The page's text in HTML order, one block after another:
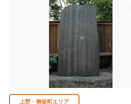
上野・御徒町エリア